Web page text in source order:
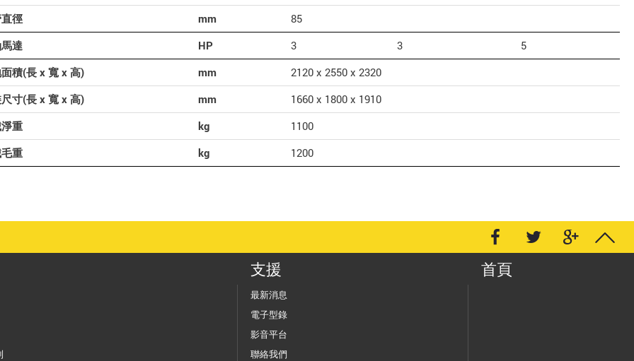
徑
mm
85
達
HP 3 3
5
積(長 x 寬 x 高)
mm
2120 x 2550 x 2320
寸(長 x 寬 x 高)
mm
1660 x 1800 x 1910
重
kg
1100
重
kg 1200
支援
最新消息
電子型錄
影音平台
聯絡我們
首頁